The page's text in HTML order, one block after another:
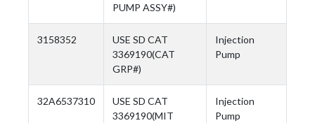
PUMP ASSY#)
3158352
USE SD CAT
3369190(CAT
GRP#)
Injection
Pump
32A6537310
USE SD CAT
3369190(MIT
Injection
Pump